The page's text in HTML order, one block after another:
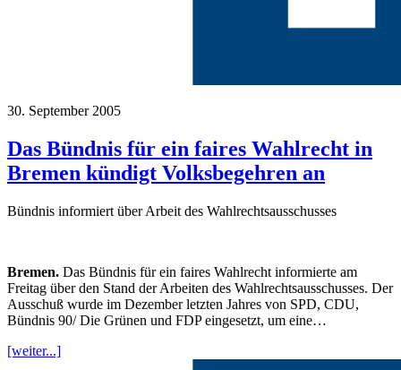
30. September 2005
Das Bündnis für ein faires Wahlrecht in
Bremen kündigt Volksbegehren an
Bündnis informiert über Arbeit des Wahlrechtsausschusses
Bremen. Das Bündnis für ein faires Wahlrecht informierte am
Freitag über den Stand der Arbeiten des Wahlrechtsausschusses. Der
Ausschuß wurde im Dezember letzten Jahres von SPD, CDU,
Bündnis 90/ Die Grünen und FDP eingesetzt, um eine…
[weiter...]